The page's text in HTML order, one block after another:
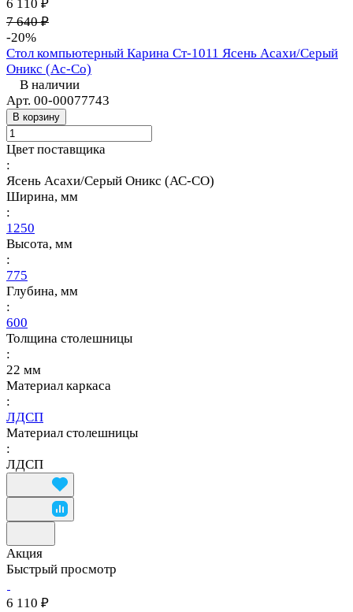
6 110 ₽
7 640 ₽
-20%
Стол компьютерный Карина Ст-1011 Ясень Асахи/Серый
Оникс (Ас-Со)
В наличии
Арт. 00-00077743
В корзину
Цвет поставщика
:
Ясень Асахи/Серый Оникс (АС-СО)
Ширина, мм
:
1250
Высота, мм
:
775
Глубина, мм
:
600
Толщина столешницы
:
22 мм
Материал каркаса
:
ЛДСП
Материал столешницы
:
ЛДСП
Акция
Быстрый просмотр
6 110 ₽